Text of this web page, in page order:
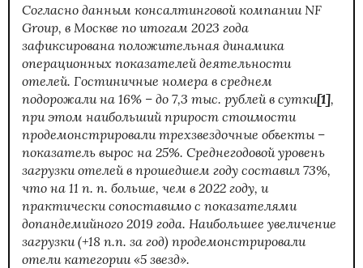
Согласно данным консалтинговой компании NF
Group, в Москве по итогам 2023 года
зафиксирована положительная динамика
операционных показателей деятельности
отелей. Гостиничные номера в среднем
подорожали на 16% – до 7,3 тыс. рублей в сутки[1],
при этом наибольший прирост стоимости
продемонстрировали трехзвездочные объекты –
показатель вырос на 25%. Среднегодовой уровень
загрузки отелей в прошедшем году составил 73%,
что на 11 п. п. больше, чем в 2022 году, и
практически сопоставимо с показателями
допандемийного 2019 года. Наибольшее увеличение
загрузки (+18 п.п. за год) продемонстрировали
отели категории «5 звезд».